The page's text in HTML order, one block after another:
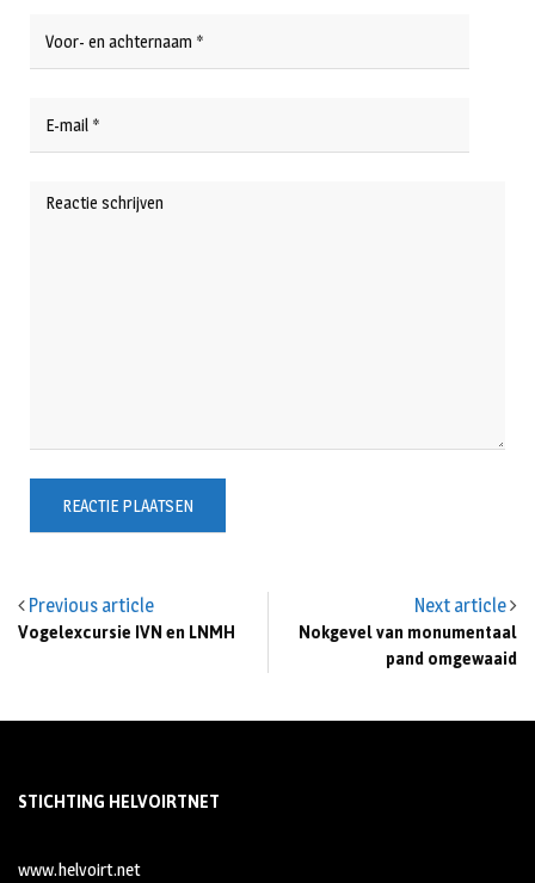
Previous article
Vogelexcursie IVN en LNMH
Next article
Nokgevel van monumentaal
pand omgewaaid
STICHTING HELVOIRTNET
www.helvoirt.net